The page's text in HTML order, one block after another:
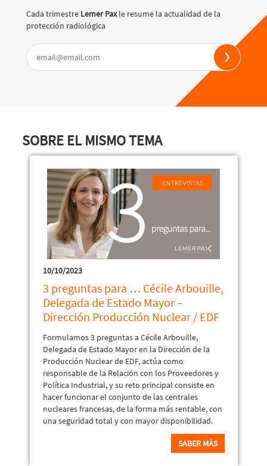
Cada trimestre Lemer Paxle resume la actualidad de la
protección radiológica
SOBRE EL MISMO TEMA
10/10/2023
3 preguntas para … Cécile Arbouille,
Delegada de Estado Mayor –
Dirección Producción Nuclear / EDF
Formulamos 3 preguntas a Cécile Arbouille,
Delegada de Estado Mayor en la Dirección de la
Producción Nuclear de EDF, actúa como
responsable de la Relación con los Proveedores y
Política Industrial, y su reto principal consiste en
hacer funcionar el conjunto de las centrales
nucleares francesas, de la forma más rentable, con
una seguridad total y con mayor disponibilidad.
SABER MÁS